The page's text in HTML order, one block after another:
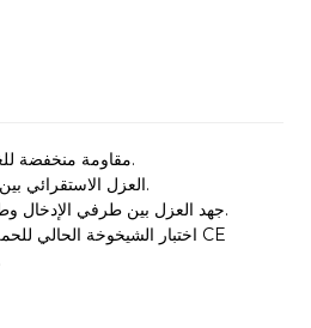
MOSFET، خرج IGBT، مقاومة منخفضة للغاية.
العزل الاستقرائي بين دائرة الإدخال ودائرة الإخراج.
جهد العزل بين طرفي الإدخال وطرف الإخراج هو 2500 فولت.